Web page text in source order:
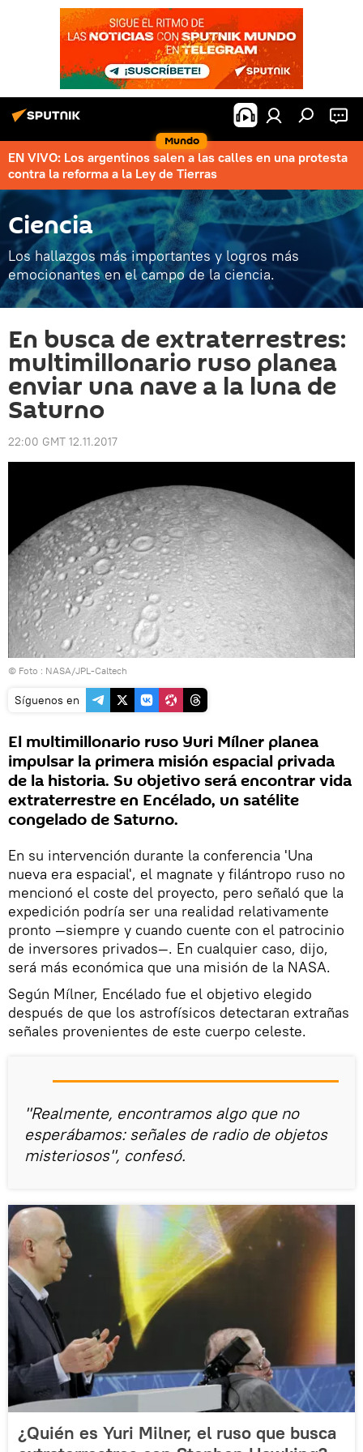
Mundo
EN VIVO: Los argentinos salen a las calles en una protesta
contra la reforma a la Ley de Tierras
Ciencia
Los hallazgos más importantes y logros más
emocionantes en el campo de la ciencia.
En busca de extraterrestres:
multimillonario ruso planea
enviar una nave a la luna de
Saturno
22:00 GMT 12.11.2017
© Foto : NASA/JPL-Caltech
Síguenos en
El multimillonario ruso Yuri Mílner planea
impulsar la primera misión espacial privada
de la historia. Su objetivo será encontrar vida
extraterrestre en Encélado, un satélite
congelado de Saturno.
En su intervención durante la conferencia 'Una
nueva era espacial', el magnate y filántropo ruso no
mencionó el coste del proyecto, pero señaló que la
expedición podría ser una realidad relativamente
pronto —siempre y cuando cuente con el patrocinio
de inversores privados—. En cualquier caso, dijo,
será más económica que una misión de la NASA.
Según Mílner, Encélado fue el objetivo elegido
después de que los astrofísicos detectaran extrañas
señales provenientes de este cuerpo celeste.
"Realmente, encontramos algo que no
esperábamos: señales de radio de objetos
misteriosos", confesó.
¿Quién es Yuri Milner, el ruso que busca